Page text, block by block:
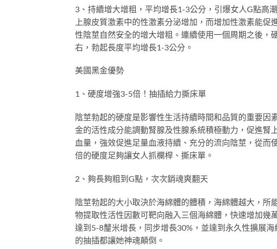
3、持續增大增粗，平均增長1-3公分，引爆女人G點高
上腺皮質激素中的性激素分泌增加，而增加性激素能
性陰莖自然安全的增大增粗。連續使用一個周期之後，
右，勃起長度平均增長1-3公分。
美國黑金優勢
1、硬度增強3-5倍！抽插給力撕床單
陰莖勃起的硬度是影響性生活持續時間和品質的重要
金的活性成分能調動腎腺及性腺系統積極動力，促進
血量，強效促進足量血液持續、充分的流向陰莖，從
倍的硬度足夠讓女人抓欄桿、撕床單。
2、夠長夠粗到G點，次次銷魂爽翻天
陰莖勃起的大小取決於海綿體的體積，海綿體越大，
物提取性活性因數可靶向融入三個海綿體，快速增加
達到5-8釐米增長，同步增長30%，並達到永久性擴展
的抽插都讓她神魂顛倒。